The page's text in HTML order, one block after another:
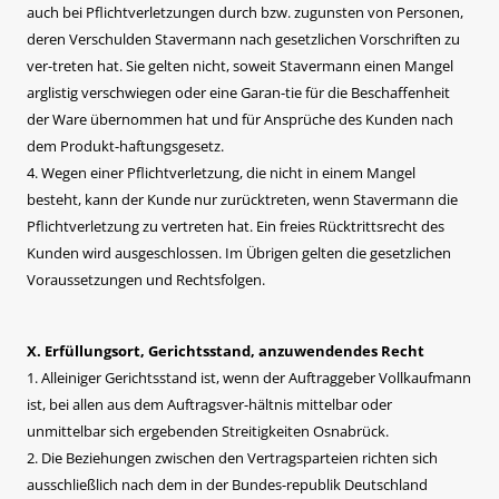
auch bei Pflichtverletzungen durch bzw. zugunsten von Personen,
deren Verschulden Stavermann nach gesetzlichen Vorschriften zu
ver-treten hat. Sie gelten nicht, soweit Stavermann einen Mangel
arglistig verschwiegen oder eine Garan-tie für die Beschaffenheit
der Ware übernommen hat und für Ansprüche des Kunden nach
dem Produkt-haftungsgesetz.
4. Wegen einer Pflichtverletzung, die nicht in einem Mangel
besteht, kann der Kunde nur zurücktreten, wenn Stavermann die
Pflichtverletzung zu vertreten hat. Ein freies Rücktrittsrecht des
Kunden wird ausgeschlossen. Im Übrigen gelten die gesetzlichen
Voraussetzungen und Rechtsfolgen.
X. Erfüllungsort, Gerichtsstand, anzuwendendes Recht
1. Alleiniger Gerichtsstand ist, wenn der Auftraggeber Vollkaufmann
ist, bei allen aus dem Auftragsver-hältnis mittelbar oder
unmittelbar sich ergebenden Streitigkeiten Osnabrück.
2. Die Beziehungen zwischen den Vertragsparteien richten sich
ausschließlich nach dem in der Bundes-republik Deutschland